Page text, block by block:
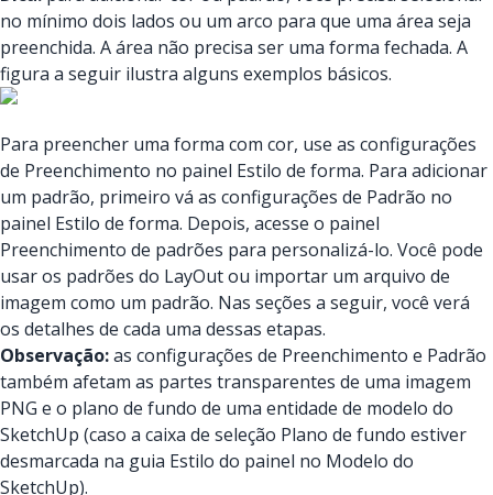
no mínimo dois lados ou um arco para que uma área seja
preenchida. A área não precisa ser uma forma fechada. A
figura a seguir ilustra alguns exemplos básicos.
Para preencher uma forma com cor, use as configurações
de Preenchimento no painel Estilo de forma. Para adicionar
um padrão, primeiro vá as configurações de Padrão no
painel Estilo de forma. Depois, acesse o painel
Preenchimento de padrões para personalizá-lo. Você pode
usar os padrões do LayOut ou importar um arquivo de
imagem como um padrão. Nas seções a seguir, você verá
os detalhes de cada uma dessas etapas.
Observação:as configurações de Preenchimento e Padrão
também afetam as partes transparentes de uma imagem
PNG e o plano de fundo de uma entidade de modelo do
SketchUp (caso a caixa de seleção Plano de fundo estiver
desmarcada na guia Estilo do painel no Modelo do
SketchUp).